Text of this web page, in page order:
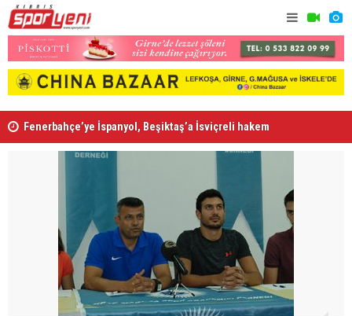
Fenerbahçe’ye İspanyol, Beşiktaş’a İsviçreli hakem